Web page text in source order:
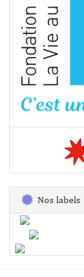
Nos labels